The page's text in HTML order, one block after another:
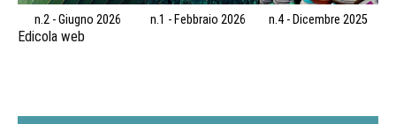
n.2 - Giugno 2026 n.1 - Febbraio 2026 n.4 - Dicembre 2025
Edicola web